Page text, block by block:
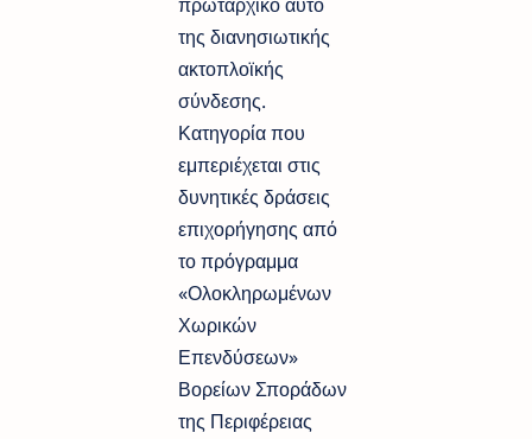
της διανησιωτικής
ακτοπλοϊκής
σύνδεσης.
Κατηγορία που
εμπεριέχεται στις
δυνητικές δράσεις
επιχορήγησης από
το πρόγραμμα
«Ολοκληρωμένων
Χωρικών
Επενδύσεων»
Βορείων Σποράδων
της Περιφέρειας